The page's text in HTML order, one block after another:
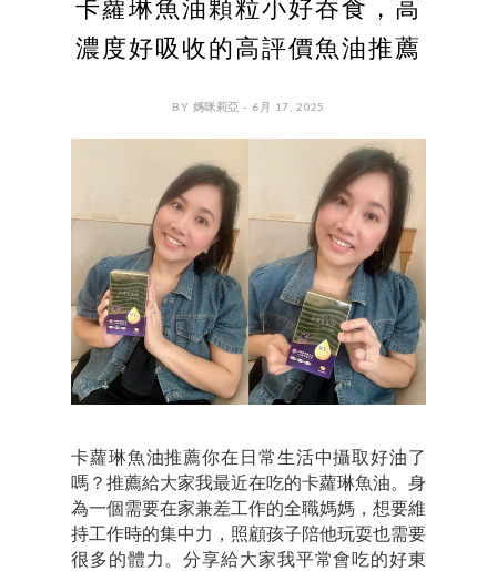
卡蘿琳魚油顆粒小好吞食，高
濃度好吸收的高評價魚油推薦
BY 媽咪莉亞 - 6月 17, 2025
卡蘿琳魚油推薦你在日常生活中攝取好油了
嗎？推薦給大家我最近在吃的卡蘿琳魚油。身
為一個需要在家兼差工作的全職媽媽，想要維
持工作時的集中力，照顧孩子陪他玩耍也需要
很多的體力。分享給大家我平常會吃的好東